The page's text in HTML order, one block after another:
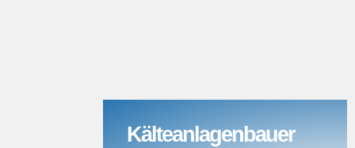
Kälteanlagenbauer